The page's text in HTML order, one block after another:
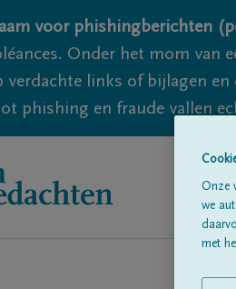
voor phishingberichten
Onder het mom van
verdachte links of bijlagen
phishing en fraude vallen
Onze
we
met